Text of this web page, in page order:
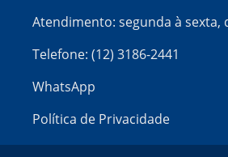
Atendimento: segunda à sexta,
Telefone: (12) 3186-2441
WhatsApp
Política de Privacidade